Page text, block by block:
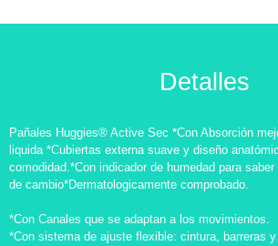
Detalles
Pañales Huggies® Active Sec ​*Con Absorción
liquida *Cubiertas externa suave y diseño
comodidad.​*Con indicador de humedad para
de cambio​*Dermatologicamente comprobado​.
*Con Canales que se adaptan a los movimientos.
*Con sistema de ajuste flexible: cintura, barreras